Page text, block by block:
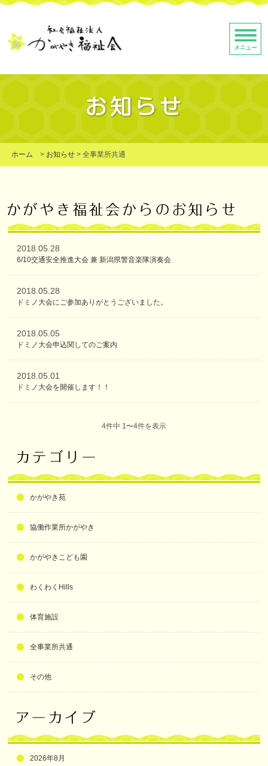
ホーム > お知らせ> 全事業所共通
2018.05.28
6/10交通安全推進大会 兼 新潟県警音楽隊演奏会
2018.05.28
ドミノ大会にご参加ありがとうございました。
2018.05.05
ドミノ大会申込関してのご案内
2018.05.01
ドミノ大会を開催します！！
4件中 1〜4件を表示
かがやき苑
協働作業所かがやき
かがやきこども園
わくわくHills
体育施設
全事業所共通
その他
2026年8月